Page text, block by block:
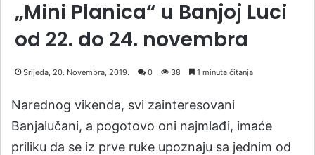
„Mini Planica“ u Banjoj Luci
od 22. do 24. novembra
Srijeda, 20. Novembra, 2019. 0 38 1 minuta čitanja
Narednog vikenda, svi zainteresovani
Banjalučani, a pogotovo oni najmlađi, imaće
priliku da se iz prve ruke upoznaju sa jednim od